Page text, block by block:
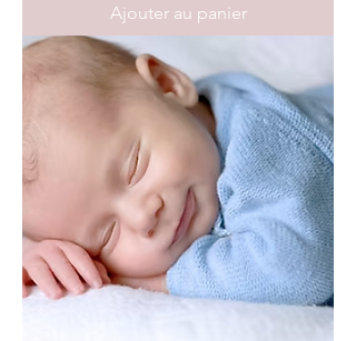
Ajouter au panier